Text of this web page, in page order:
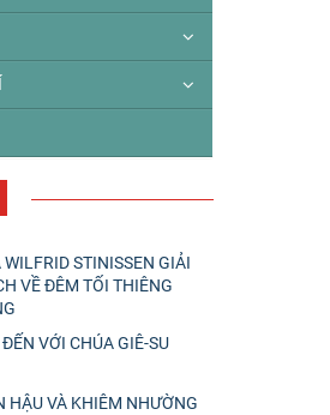
WILFRID STINISSEN GIẢI
VỀ ĐÊM TỐI THIÊNG
ĐẾN VỚI CHÚA GIÊ-SU
HẬU VÀ KHIÊM NHƯỜNG